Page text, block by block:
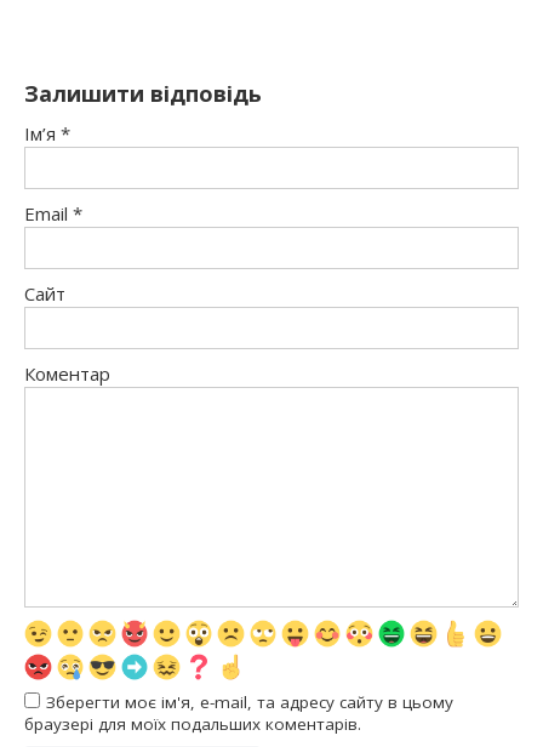
Залишити відповідь
Ім’я *
Email *
Сайт
Коментар
Зберегти моє ім'я, e-mail, та адресу сайту в цьому
браузері для моїх подальших коментарів.